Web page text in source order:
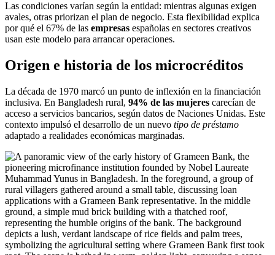
Las condiciones varían según la entidad: mientras algunas exigen
avales, otras priorizan el plan de negocio. Esta flexibilidad explica
por qué el 67% de las empresas españolas en sectores creativos
usan este modelo para arrancar operaciones.
Origen e historia de los microcréditos
La década de 1970 marcó un punto de inflexión en la financiación
inclusiva. En Bangladesh rural, 94% de las mujeres carecían de
acceso a servicios bancarios, según datos de Naciones Unidas. Este
contexto impulsó el desarrollo de un nuevo tipo de préstamo
adaptado a realidades económicas marginadas.